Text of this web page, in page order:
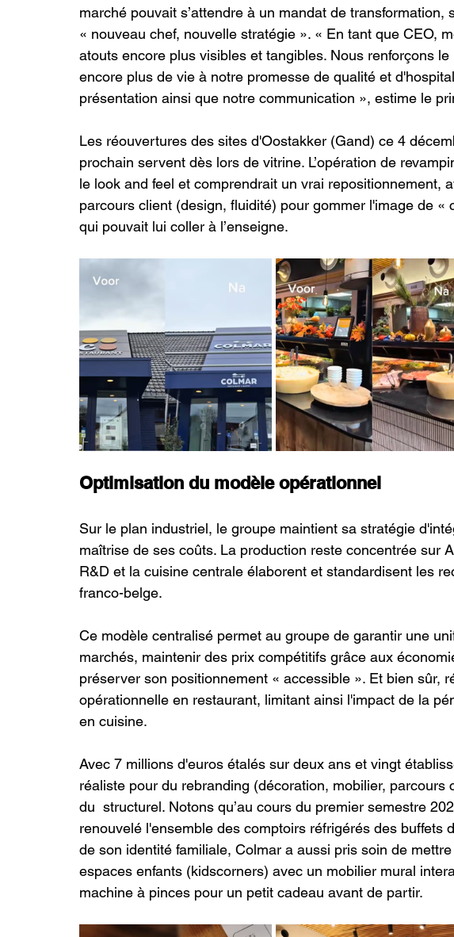
marché pouvait s’attendre à un mandat de transformation,
« nouveau chef, nouvelle stratégie ». « En tant que CEO,
atouts encore plus visibles et tangibles. Nous renforçons
encore plus de vie à notre promesse de qualité et
présentation ainsi que notre communication », estime le
Les réouvertures des sites d'Oostakker (Gand) ce 4
prochain servent dès lors de vitrine. L’opération de
le look and feel et comprendrait un vrai repositionnement,
parcours client (design, fluidité) pour gommer l'image de «
qui pouvait lui coller à l’enseigne.
Optimisation du modèle opérationnel
Sur le plan industriel, le groupe maintient sa stratégie
maîtrise de ses coûts. La production reste concentrée sur
R&D et la cuisine centrale élaborent et standardisent les
franco-belge.
Ce modèle centralisé permet au groupe de garantir une
marchés, maintenir des prix compétitifs grâce aux
préserver son positionnement « accessible ». Et bien sûr,
opérationnelle en restaurant, limitant ainsi l'impact de la
en cuisine.
Avec 7 millions d'euros étalés sur deux ans et vingt
réaliste pour du rebranding (décoration, mobilier, parcours
du  structurel. Notons qu’au cours du premier semestre
renouvelé l'ensemble des comptoirs réfrigérés des buffets
de son identité familiale, Colmar a aussi pris soin de
espaces enfants (kidscorners) avec un mobilier mural
machine à pinces pour un petit cadeau avant de partir.